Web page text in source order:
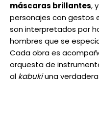
máscaras brillantes,
personajes con gestos
son interpretados por
hombres que se
Cada obra es
orquesta de
al kabukiuna verdadera